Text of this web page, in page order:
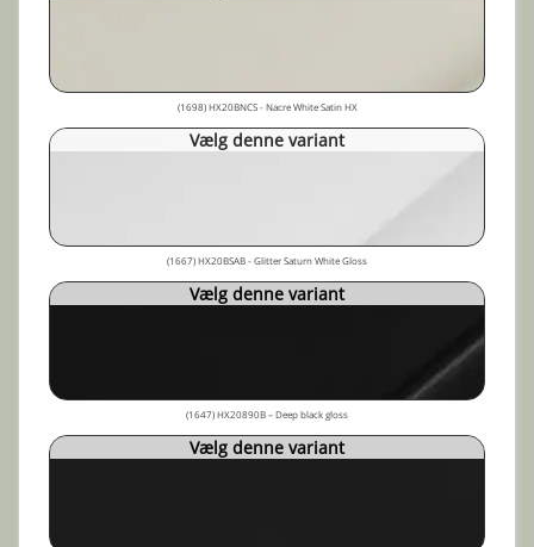
(1698) HX20BNCS - Nacre White Satin HX
Vælg denne variant
(1667) HX20BSAB - Glitter Saturn White Gloss
Vælg denne variant
(1647) HX20890B – Deep black gloss
Vælg denne variant